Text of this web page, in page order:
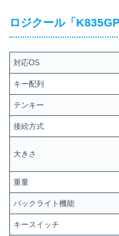
ロジクール「
対応OS
キー配列
テンキー
接続方式
大きさ
重量
バックライト機能
キースイッチ